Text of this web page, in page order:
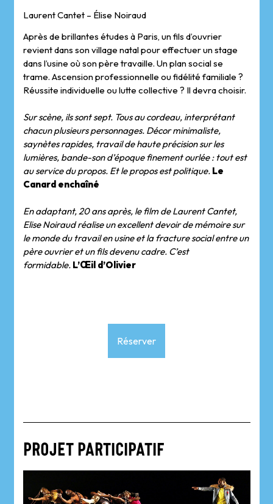
Laurent Cantet – Élise Noiraud
Après de brillantes études à Paris, un fils d’ouvrier
revient dans son village natal pour effectuer un stage
dans l’usine où son père travaille. Un plan social se
trame. Ascension professionnelle ou fidélité familiale ?
Réussite individuelle ou lutte collective ? Il devra choisir.
Sur scène, ils sont sept. Tous au cordeau, interprétant
chacun plusieurs personnages. Décor minimaliste,
saynètes rapides, travail de haute précision sur les
lumières, bande-son d’époque finement ourlée : tout est
au service du propos. Et le propos est politique. Le
Canard enchaîné
En adaptant, 20 ans après, le film de Laurent Cantet,
Elise Noiraud réalise un excellent devoir de mémoire sur
le monde du travail en usine et la fracture social entre un
père ouvrier et un fils devenu cadre. C’est
formidable. L’Œil d’Olivier
Réserver
PROJET PARTICIPATIF